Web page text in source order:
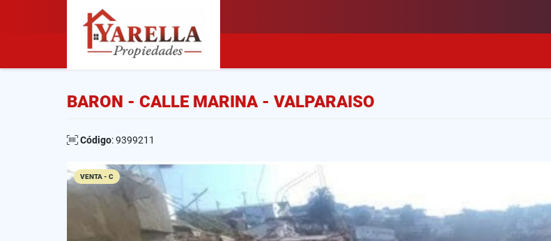
BARON - CALLE MARINA - VALPARAISO
Código: 9399211
VENTA - C